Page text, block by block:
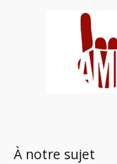
À notre sujet